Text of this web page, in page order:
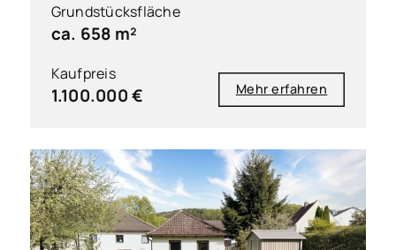
Grundstücksfläche
ca. 658 m²
Kaufpreis
1.100.000 € Mehr erfahren